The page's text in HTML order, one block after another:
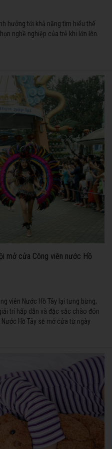
hưởng tới khả năng tìm hiểu thế
nghề nghiệp của trẻ khi lớn lên.
mở cửa Công viên nước Hồ
viên Nước Hồ Tây lại tưng bừng,
trí hấp dẫn và đặc sắc chào đón
Hồ Tây sẽ mở cửa từ ngày
cho khách hàng như sau: